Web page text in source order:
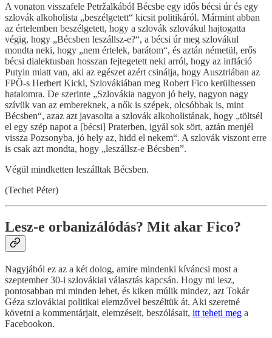
A vonaton visszafele Petržalkából Bécsbe egy idős bécsi úr és egy
szlovák alkoholista „beszélgetett“ kicsit politikáról. Mármint abban
az értelemben beszélgetett, hogy a szlovák szlovákul hajtogatta
végig, hogy „Bécsben leszállsz-e?“, a bécsi úr meg szlovákul
mondta neki, hogy „nem értelek, barátom“, és aztán németül, erős
bécsi dialektusban hosszan fejtegetett neki arról, hogy az infláció
Putyin miatt van, aki az egészet azért csinálja, hogy Ausztriában az
FPÖ-s Herbert Kickl, Szlovákiában meg Robert Fico kerülhessen
hatalomra. De szerinte „Szlovákia nagyon jó hely, nagyon nagy
szívük van az embereknek, a nők is szépek, olcsóbbak is, mint
Bécsben“, azaz azt javasolta a szlovák alkoholistának, hogy „töltsél
el egy szép napot a [bécsi] Praterben, igyál sok sört, aztán menjél
vissza Pozsonyba, jó hely az, hidd el nekem“. A szlovák viszont erre
is csak azt mondta, hogy „leszállsz-e Bécsben”.
Végül mindketten leszálltak Bécsben.
(Techet Péter)
Lesz-e orbanizálódás? Mit akar Fico?
Nagyjából ez az a két dolog, amire mindenki kíváncsi most a
szeptember 30-i szlovákiai választás kapcsán. Hogy mi lesz,
pontosabban mi minden lehet, és kiken múlik mindez, azt Tokár
Géza szlovákiai politikai elemzővel beszéltük át. Aki szeretné
követni a kommentárjait, elemzéseit, beszólásait, itt teheti meg a
Facebookon.